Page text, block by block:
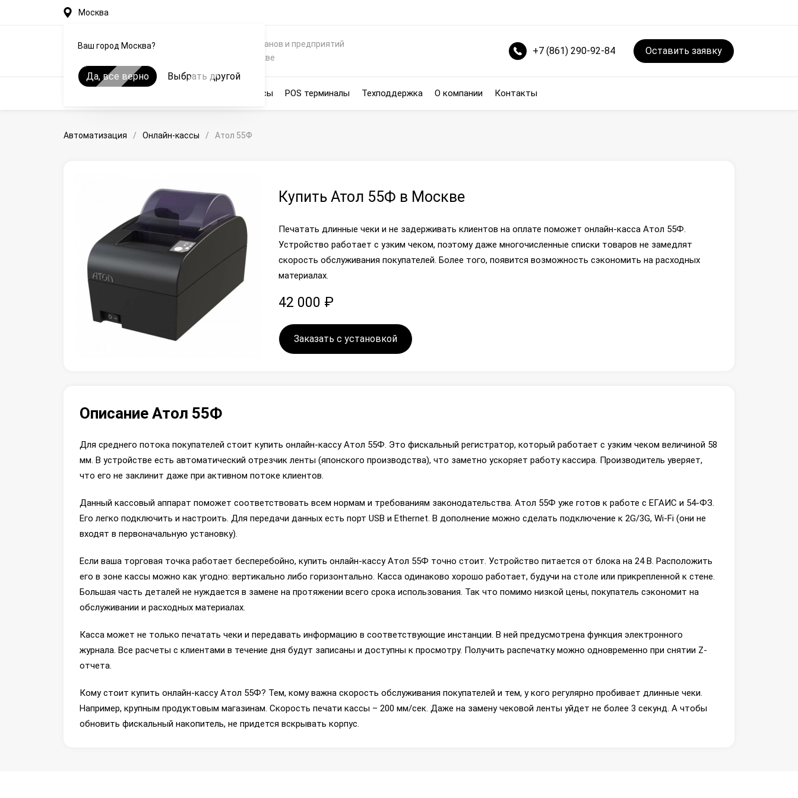
Москва
Ваш город Москва?
Да, все верно Выбрать другой
Автоматизация ресторанов и предприятий
общепита на iiko в Москве
+7 (861) 290-92-84 Оставить заявку
Онлайн-кассы POS терминалы Техподдержка О компании Контакты
Автоматизация / Онлайн-кассы / Атол 55Ф
Купить Атол 55Ф в Москве
Печатать длинные чеки и не задерживать клиентов на оплате поможет онлайн-касса Атол 55Ф.
Устройство работает с узким чеком, поэтому даже многочисленные списки товаров не замедлят
скорость обслуживания покупателей. Более того, появится возможность сэкономить на расходных
материалах.
42 000 ₽
Заказать с установкой
Описание Атол 55Ф
Для среднего потока покупателей стоит купить онлайн-кассу Атол 55Ф. Это фискальный регистратор, который работает с узким чеком величиной 58
мм. В устройстве есть автоматический отрезчик ленты (японского производства), что заметно ускоряет работу кассира. Производитель уверяет,
что его не заклинит даже при активном потоке клиентов.
Данный кассовый аппарат поможет соответствовать всем нормам и требованиям законодательства. Атол 55Ф уже готов к работе с ЕГАИС и 54-ФЗ.
Его легко подключить и настроить. Для передачи данных есть порт USB и Ethernet. В дополнение можно сделать подключение к 2G/3G, Wi-Fi (они не
входят в первоначальную установку).
Если ваша торговая точка работает бесперебойно, купить онлайн-кассу Атол 55Ф точно стоит. Устройство питается от блока на 24 В. Расположить
его в зоне кассы можно как угодно: вертикально либо горизонтально. Касса одинаково хорошо работает, будучи на столе или прикрепленной к стене.
Большая часть деталей не нуждается в замене на протяжении всего срока использования. Так что помимо низкой цены, покупатель сэкономит на
обслуживании и расходных материалах.
Касса может не только печатать чеки и передавать информацию в соответствующие инстанции. В ней предусмотрена функция электронного
журнала. Все расчеты с клиентами в течение дня будут записаны и доступны к просмотру. Получить распечатку можно одновременно при снятии Z-
отчета.
Кому стоит купить онлайн-кассу Атол 55Ф? Тем, кому важна скорость обслуживания покупателей и тем, у кого регулярно пробивает длинные чеки.
Например, крупным продуктовым магазинам. Скорость печати кассы – 200 мм/сек. Даже на замену чековой ленты уйдет не более 3 секунд. А чтобы
обновить фискальный накопитель, не придется вскрывать корпус.